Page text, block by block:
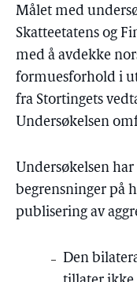
Målet med
Skatteetatens og
med å avdekke
formuesforhold i
fra Stortingets
Undersøkelsen
Undersøkelsen
begrensninger på
publisering av
Den